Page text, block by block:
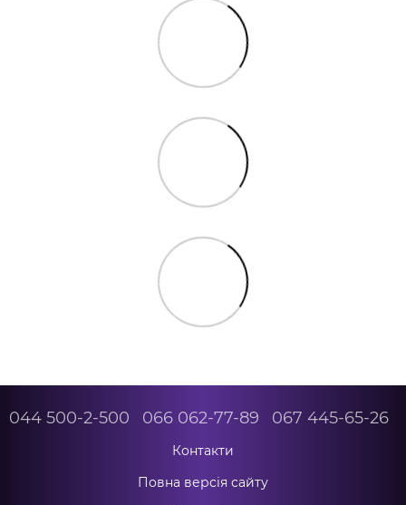
044 500-2-500 066 062-77-89 067 445-65-26
Контакти
Повна версія сайту